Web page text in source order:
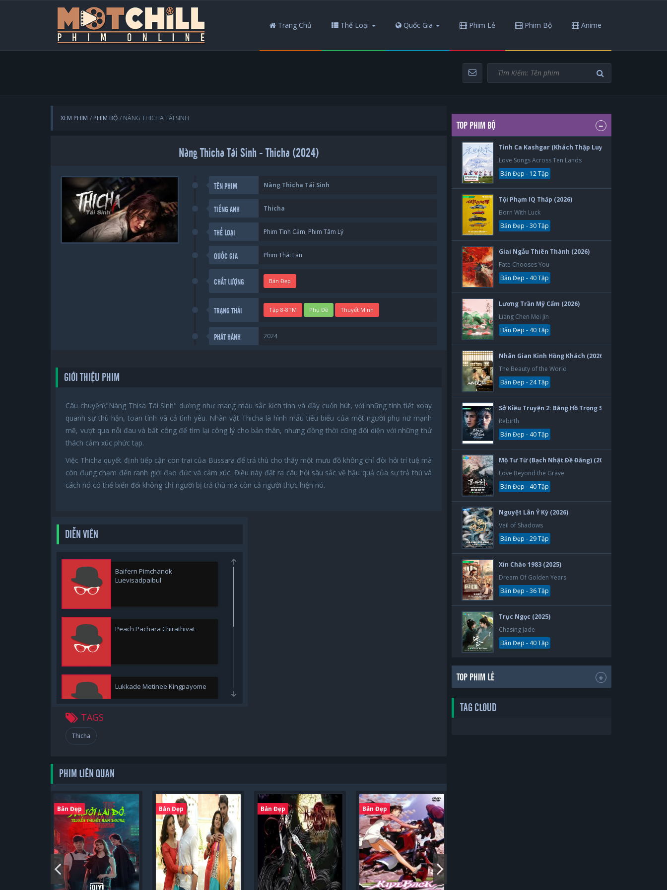
Trang Chủ Thể Loại Quốc Gia Phim Lẻ Phim Bộ Anime
XEM PHIM PHIM BỘ NÀNG THICHA TÁI SINH
Nàng Thicha Tái Sinh - Thicha (2024)
TÊN PHIM Nàng Thicha Tái Sinh
TIẾNG ANH Thicha
THỂ LOẠI Phim Tình Cảm, Phim Tâm Lý
QUỐC GIA Phim Thái Lan
CHẤT LƯỢNG Bản Đẹp
TRẠNG THÁI Tập 8-8TM Phụ Đề Thuyết Minh
PHÁT HÀNH 2024
GIỚI THIỆU PHIM
Câu chuyện\"Nàng Thisa Tái Sinh" dường như mang màu sắc kịch tính và đầy cuốn hút, với những tình tiết xoay
quanh sự thù hận, toan tính và cả tình yêu. Nhân vật Thicha là hình mẫu tiêu biểu của một người phụ nữ mạnh
mẽ, vượt qua nỗi đau và bất công để tìm lại công lý cho bản thân, nhưng đồng thời cũng đối diện với những thử
thách cảm xúc phức tạp.
Việc Thicha quyết định tiếp cận con trai của Bussara để trả thù cho thấy một mưu đồ không chỉ đòi hỏi trí tuệ mà
còn đụng chạm đến ranh giới đạo đức và cảm xúc. Điều này đặt ra câu hỏi sâu sắc về hậu quả của sự trả thù và
cách nó có thể biến đổi không chỉ người bị trả thù mà còn cả người thực hiện nó.
DIỄN VIÊN
Baifern Pimchanok
Luevisadpaibul
Peach Pachara Chirathivat
Lukkade Metinee Kingpayome
Namfon Kullanat Preeyawat
TAGS
Thicha
PHIM LIÊN QUAN
Bản Đẹp Bản Đẹp Bản Đẹp Bản Đẹp
TOP PHIM BỘ
Tình Ca Kashgar (Khách Thập Luyến Ca) (2026)
Love Songs Across Ten Lands
Bản Đẹp - 12 Tập
Tội Phạm IQ Thấp (2026)
Born With Luck
Bản Đẹp - 30 Tập
Giai Ngẫu Thiên Thành (2026)
Fate Chooses You
Bản Đẹp - 40 Tập
Lương Trần Mỹ Cẩm (2026)
Liang Chen Mei Jin
Bản Đẹp - 40 Tập
Nhân Gian Kinh Hồng Khách (2026)
The Beauty of the World
Bản Đẹp - 24 Tập
Sở Kiều Truyện 2: Băng Hồ Trọng Sinh (2026)
Rebirth
Bản Đẹp - 40 Tập
Mộ Tư Từ (Bạch Nhật Đề Đăng) (2026)
Love Beyond the Grave
Bản Đẹp - 40 Tập
Nguyệt Lân Ỷ Kỳ (2026)
Veil of Shadows
Bản Đẹp - 29 Tập
Xin Chào 1983 (2025)
Dream Of Golden Years
Bản Đẹp - 36 Tập
Trục Ngọc (2025)
Chasing Jade
Bản Đẹp - 40 Tập
TOP PHIM LẺ
TAG CLOUD